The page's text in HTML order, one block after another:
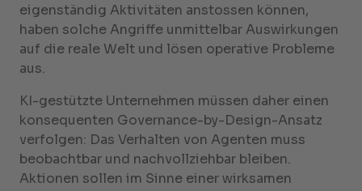
eigenständig Aktivitäten anstossen können,
haben solche Angriffe unmittelbar Auswirkungen
auf die reale Welt und lösen operative Probleme
aus.
KI-gestützte Unternehmen müssen daher einen
konsequenten Governance-by-Design-Ansatz
verfolgen: Das Verhalten von Agenten muss
beobachtbar und nachvollziehbar bleiben.
Aktionen sollen im Sinne einer wirksamen